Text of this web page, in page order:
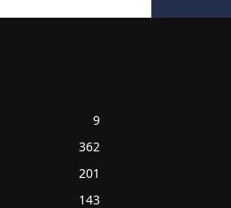
9
362
201
143